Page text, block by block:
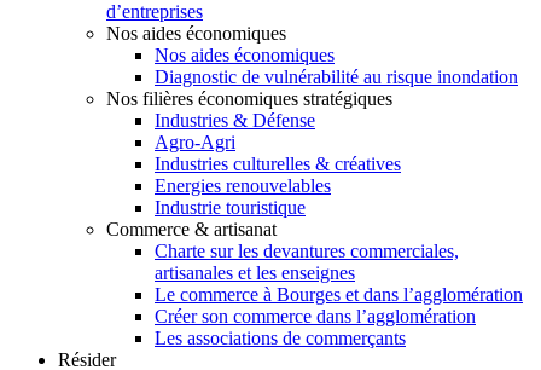
d’entreprises
Nos aides économiques
Nos aides économiques
Diagnostic de vulnérabilité au risque inondation
Nos filières économiques stratégiques
Industries & Défense
Agro-Agri
Industries culturelles & créatives
Energies renouvelables
Industrie touristique
Commerce & artisanat
Charte sur les devantures commerciales,
artisanales et les enseignes
Le commerce à Bourges et dans l’agglomération
Créer son commerce dans l’agglomération
Les associations de commerçants
Résider